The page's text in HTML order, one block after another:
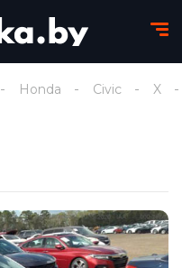
Honda Civic X